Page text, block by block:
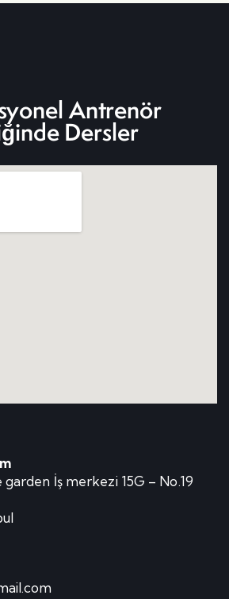
Antrenör
Dersler
garden İş merkezi 15G – No.19